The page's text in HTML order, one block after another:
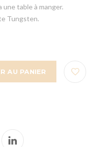
table à manger.
Tungsten.
AU PANIER